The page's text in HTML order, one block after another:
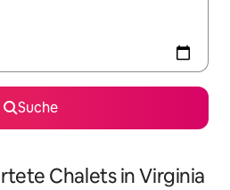
Suche
Chalets in Virginia